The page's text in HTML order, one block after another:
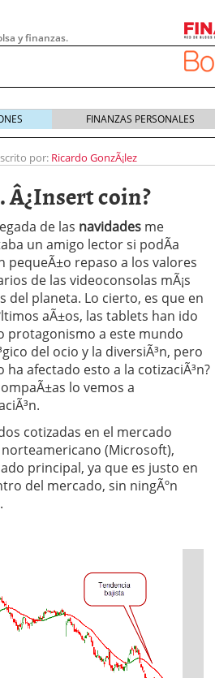
y finanzas.
que muchas empresas
20/07/2026
Traders Mexicanos Antes de
ventajas reales para pymes
trabajas por cuenta propia
FINANZAS PERSONALES
por: Ricardo GonzÃ¡lez
coin?
de las navidades me
un amigo lector si podÃ­a
pequeÃ±o repaso a los valores
de las videoconsolas mÃ¡s
del planeta. Lo cierto, es que en
aÃ±os, las tablets han ido
protagonismo a este mundo
del ocio y la diversiÃ³n, pero
ha afectado esto a la cotizaciÃ³n?
lo vemos a
cotizadas en el mercado
(Microsoft),
principal, ya que es justo en
del mercado, sin ningÃºn